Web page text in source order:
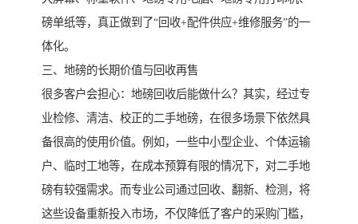
磅单纸等，真正做到了“回收+配件供应+维修服务”的一
体化。
三、地磅的长期价值与回收再售
很多客户会担心：地磅回收后能做什么？其实，经过专
业检修、清洁、校正的二手地磅，在很多场景下依然具
备很高的使用价值。例如，一些中小型企业、个体运输
户、临时工地等，在成本预算有限的情况下，对二手地
磅有较强需求。而专业公司通过回收、翻新、检测，将
这些设备重新投入市场，不仅降低了客户的采购门槛，